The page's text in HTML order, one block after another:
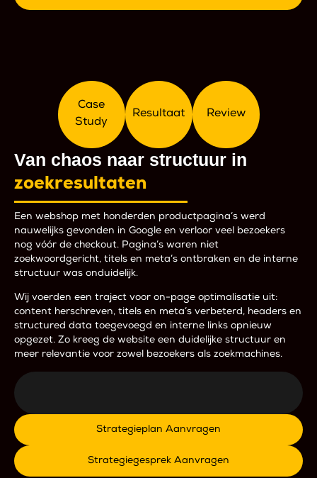
Case
Study
Resultaat Review
Van chaos naar structuur in
zoekresultaten
Een webshop met honderden productpagina’s werd
nauwelijks gevonden in Google en verloor veel bezoekers
nog vóór de checkout. Pagina’s waren niet
zoekwoordgericht, titels en meta’s ontbraken en de interne
structuur was onduidelijk.
Wij voerden een traject voor on-page optimalisatie uit:
content herschreven, titels en meta’s verbeterd, headers en
structured data toegevoegd en interne links opnieuw
opgezet. Zo kreeg de website een duidelijke structuur en
meer relevantie voor zowel bezoekers als zoekmachines.
Strategieplan Aanvragen
Strategiegesprek Aanvragen